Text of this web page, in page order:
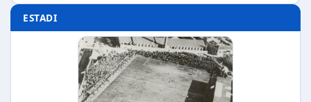
ESTADI